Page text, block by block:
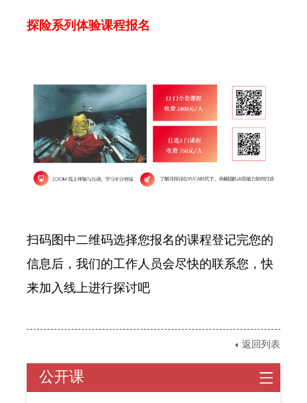
探险系列体验课程报名
扫码图中二维码选择您报名的课程登记完您的
信息后，我们的工作人员会尽快的联系您，快
来加入线上进行探讨吧
返回列表
公开课